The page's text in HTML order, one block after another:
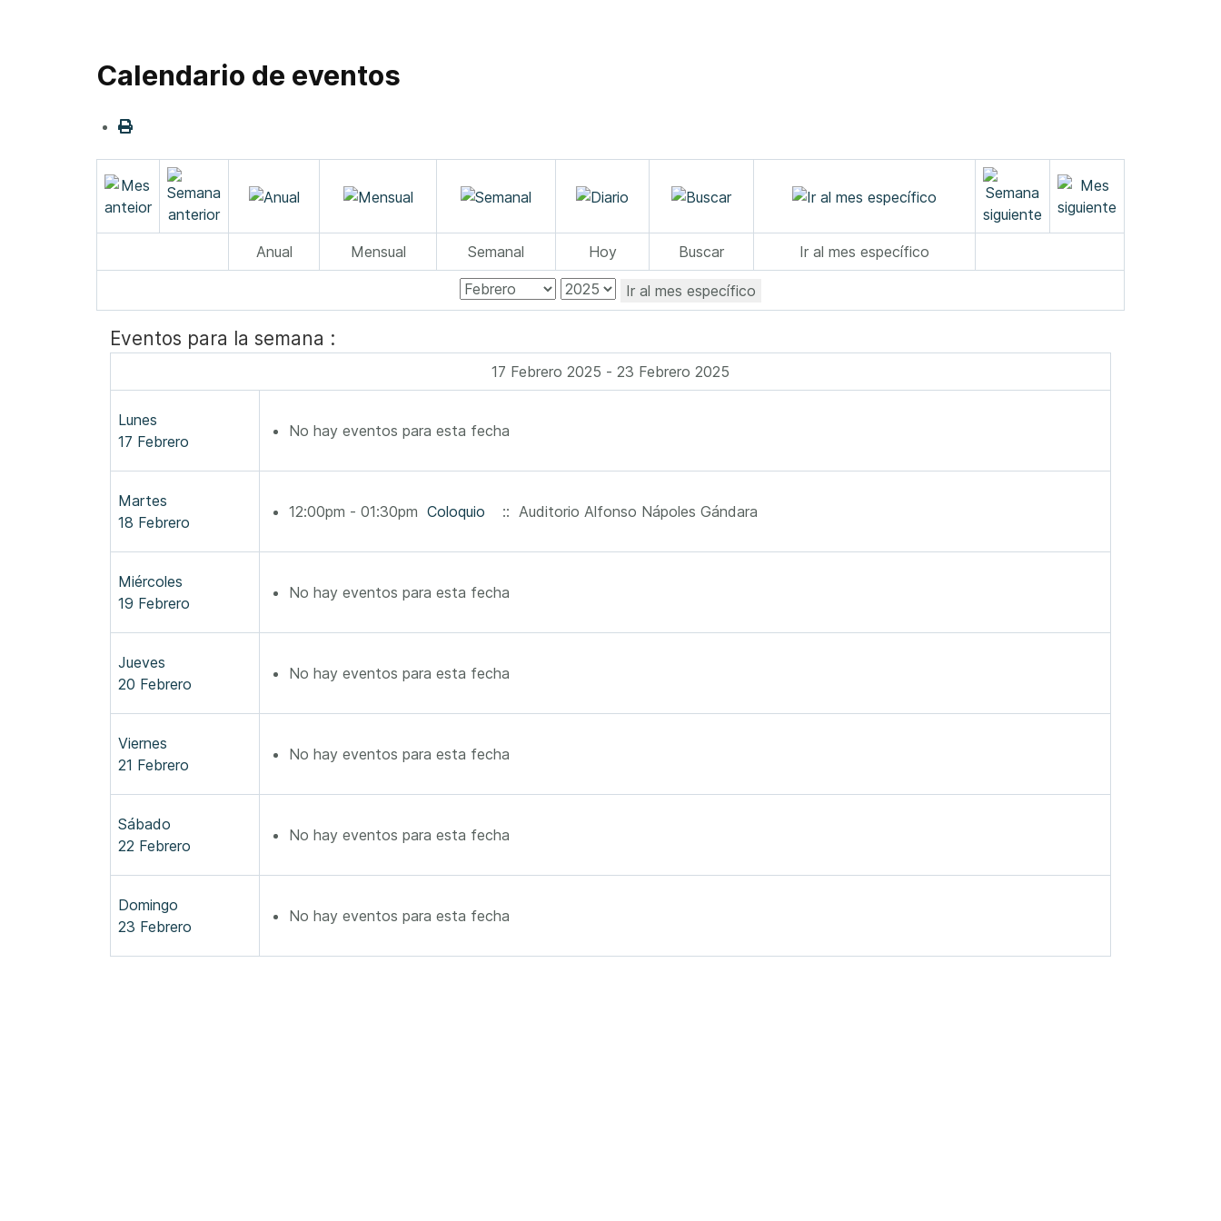
Calendario de eventos
Anual Mensual Semanal Hoy Buscar Ir al mes específico
Ir al mes específico
Eventos para la semana :
17 Febrero 2025 - 23 Febrero 2025
Lunes
17 Febrero
No hay eventos para esta fecha
Martes
18 Febrero
12:00pm - 01:30pm Coloquio :: Auditorio Alfonso Nápoles Gándara
Miércoles
19 Febrero
No hay eventos para esta fecha
Jueves
20 Febrero
No hay eventos para esta fecha
Viernes
21 Febrero
No hay eventos para esta fecha
Sábado
22 Febrero
No hay eventos para esta fecha
Domingo
23 Febrero
No hay eventos para esta fecha